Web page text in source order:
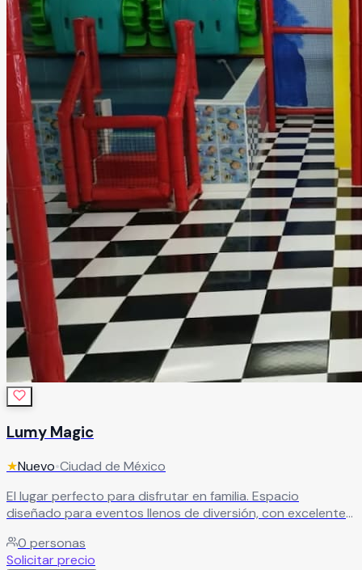
Lumy Magic
★Nuevo•Ciudad de México
El lugar perfecto para disfrutar en familia. Espacio
diseñado para eventos llenos de diversión, con excelente
calidad.Leer más
0 personas
Solicitar precio